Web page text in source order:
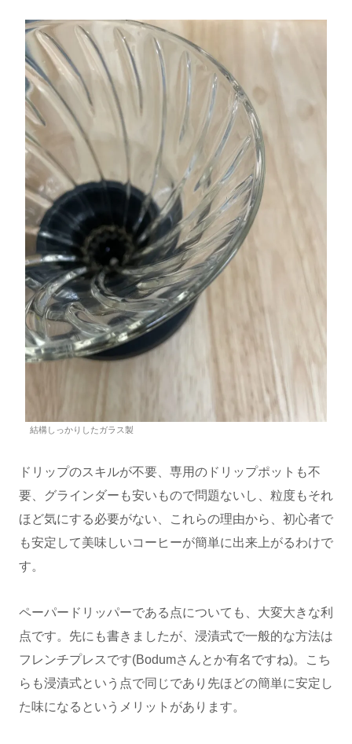
結構しっかりしたガラス製
ドリップのスキルが不要、専用のドリップポットも不
要、グラインダーも安いもので問題ないし、粒度もそれ
ほど気にする必要がない、これらの理由から、初心者で
も安定して美味しいコーヒーが簡単に出来上がるわけで
す。
ペーパードリッパーである点についても、大変大きな利
点です。先にも書きましたが、浸漬式で一般的な方法は
フレンチプレスです(Bodumさんとか有名ですね)。こち
らも浸漬式という点で同じであり先ほどの簡単に安定し
た味になるというメリットがあります。